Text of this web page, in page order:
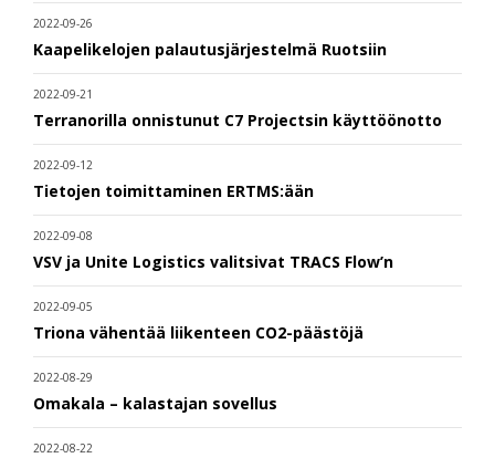
2022-09-26
Kaapelikelojen palautusjärjestelmä Ruotsiin
2022-09-21
Terranorilla onnistunut C7 Projectsin käyttöönotto
2022-09-12
Tietojen toimittaminen ERTMS:ään
2022-09-08
VSV ja Unite Logistics valitsivat TRACS Flow’n
2022-09-05
Triona vähentää liikenteen CO2-päästöjä
2022-08-29
Omakala – kalastajan sovellus
2022-08-22